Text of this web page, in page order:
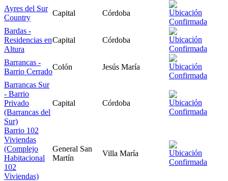
Ayres del Sur
Country
Capital Córdoba
Bardas -
Residencias en
Altura
Capital Córdoba
Barrancas -
Barrio Cerrado
Colón Jesús María
Barrancas Sur
- Barrio
Privado
(Barrancas del
Sur)
Capital Córdoba
Barrio 102
Viviendas
(Complejo
Habitacional
102
Viviendas)
General San
Martín
Villa María